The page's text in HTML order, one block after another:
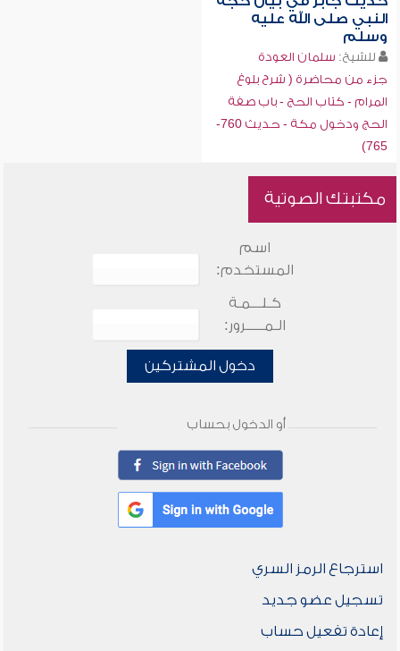
النبي صلى الله عليه
وسلم
للشيخ: سلمان العودة
جزء من محاضرة ( شرح بلوغ
المرام - كتاب الحج - باب صفة
الحج ودخول مكة - حديث 760-
765)
مكتبتك الصوتية
اسم
المستخدم:
كـلـــمـة
الـمـــــرور:
دخول المشتركين
أو الدخول بحساب
استرجاع الرمز السري
تسجيل عضو جديد
إعادة تفعيل حساب